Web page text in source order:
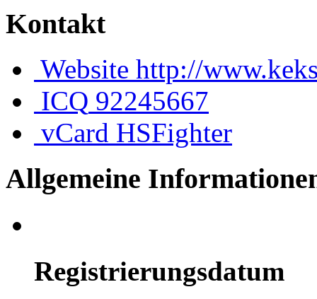
Kontakt
Website http://
ICQ 92245667
vCard HSFighter
Allgemeine
Registrierungsdatum